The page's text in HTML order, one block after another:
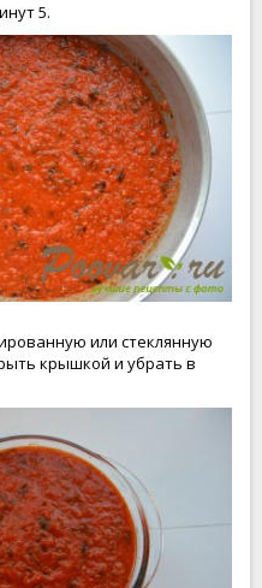
5.
или стеклянную
крышкой и убрать в